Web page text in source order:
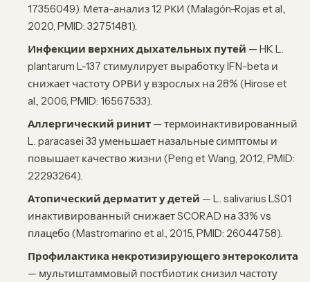
17356049). Мета-анализ 12 РКИ (Malagón-Rojas et al.,
2020, PMID: 32751481).
Инфекции верхних дыхательных путей — HK L.
plantarum L-137 стимулирует выработку IFN-beta и
снижает частоту ОРВИ у взрослых на 28% (Hirose et
al., 2006, PMID: 16567533).
Аллергический ринит — термоинактивированный
L. paracasei 33 уменьшает назальные симптомы и
повышает качество жизни (Peng et Wang, 2012, PMID:
22293264).
Атопический дерматит у детей — L. salivarius LS01
инактивированный снижает SCORAD на 33% vs
плацебо (Mastromarino et al., 2015, PMID: 26044758).
Профилактика некротизирующего энтероколита
— мультиштаммовый постбиотик снизил частоту